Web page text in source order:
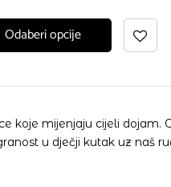
Odaberi opcije
koje mijenjaju cijeli dojam.
u dječji kutak uz naš